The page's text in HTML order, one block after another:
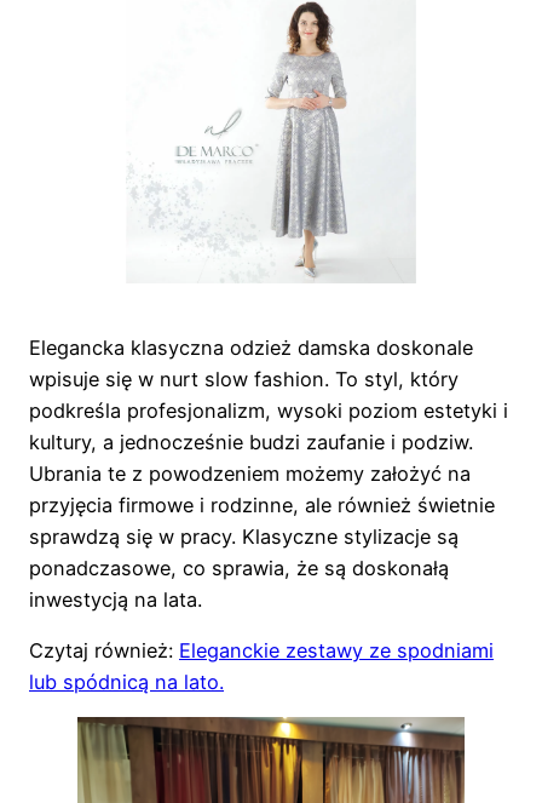
Elegancka klasyczna odzież damska doskonale
wpisuje się w nurt slow fashion. To styl, który
podkreśla profesjonalizm, wysoki poziom estetyki i
kultury, a jednocześnie budzi zaufanie i podziw.
Ubrania te z powodzeniem możemy założyć na
przyjęcia firmowe i rodzinne, ale również świetnie
sprawdzą się w pracy. Klasyczne stylizacje są
ponadczasowe, co sprawia, że są doskonałą
inwestycją na lata.
Czytaj również: Eleganckie zestawy ze spodniami
lub spódnicą na lato.